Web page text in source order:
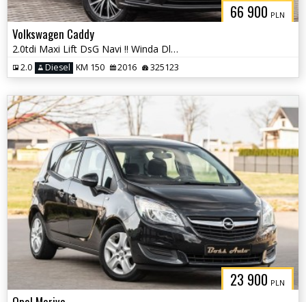
66 900 PLN
Volkswagen Caddy
2.0tdi Maxi Lift DsG Navi !! Winda Dla NiePełnosprawnych !!!
2.0 Diesel KM 150 2016 325123
23 900 PLN